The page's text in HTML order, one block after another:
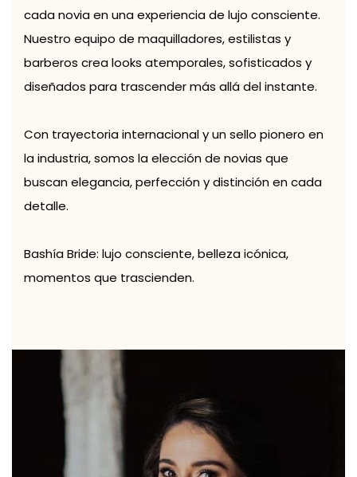
cada novia en una experiencia de lujo consciente.
Nuestro equipo de maquilladores, estilistas y
barberos crea looks atemporales, sofisticados y
diseñados para trascender más allá del instante.
Con trayectoria internacional y un sello pionero en
la industria, somos la elección de novias que
buscan elegancia, perfección y distinción en cada
detalle.
Bashía Bride: lujo consciente, belleza icónica,
momentos que trascienden.